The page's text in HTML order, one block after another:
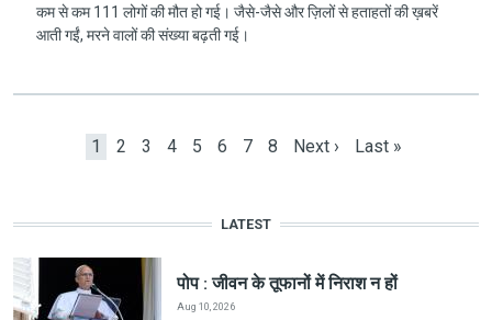
कम से कम 111 लोगों की मौत हो गई। जैसे-जैसे और ज़िलों से हताहतों की ख़बरें
आती गईं, मरने वालों की संख्या बढ़ती गई।
Current page
1 Page
2 Page
3 Page
4 Page
5 Page
6 Page
7 Page
8 Next page
Next › Last page
Last »
LATEST
पोप : जीवन के तूफानों में निराश न हों
Aug 10, 2026